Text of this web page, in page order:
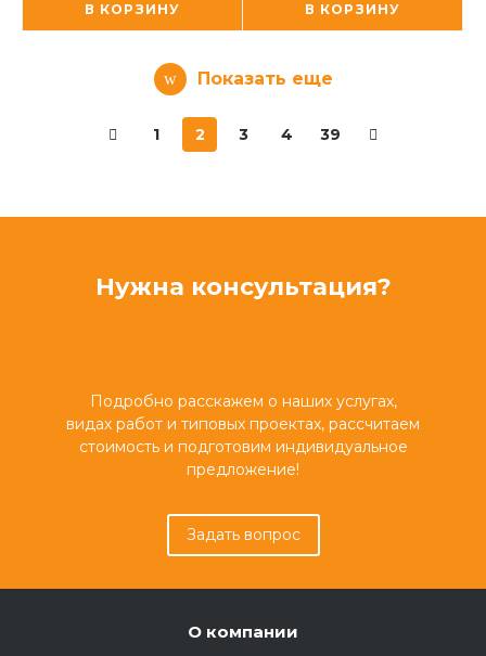
В КОРЗИНУ В КОРЗИНУ
Показать еще
1 2 3 4 39
Нужна консультация?
Подробно расскажем о наших услугах,
видах работ и типовых проектах, рассчитаем
стоимость и подготовим индивидуальное
предложение!
Задать вопрос
О компании